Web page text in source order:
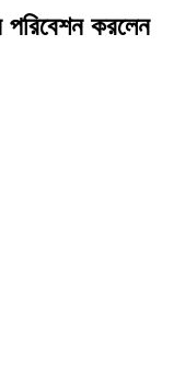
পরিবেশন করলেন